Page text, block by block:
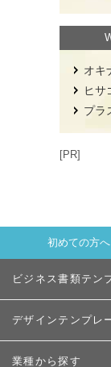
オキ
ヒサ
プラ
[PR]
初めての方へ
ビジネス書類テン
デザインテンプレ
業種から探す